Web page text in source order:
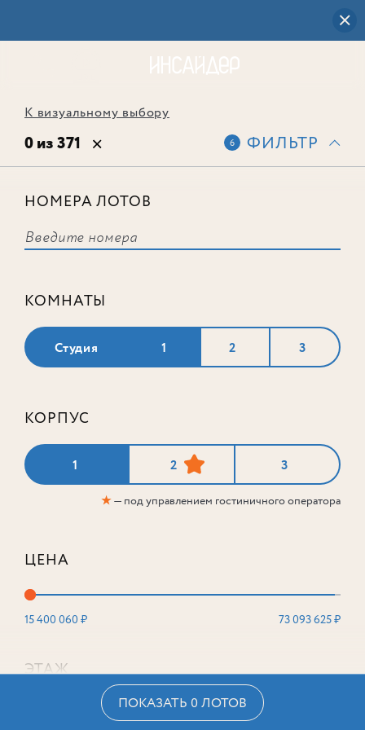
К визуальному выбору
0 из 371 6 ФИЛЬТР
НОМЕРА ЛОТОВ
КОМНАТЫ
Студия 1 2 3
КОРПУС
1 2 3
★— под управлением гостиничного оператора
ЦЕНА
15 400 060 ₽ 73 093 625 ₽
ЭТАЖ
ПОКАЗАТЬ 0 ЛОТОВ
соответствует ни одного лота